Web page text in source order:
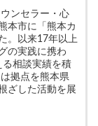
ンセラー・心
本市に「熊本カ
。以来17年以上
の実践に携わ
る相談実績を積
拠点を熊本県
ざした活動を展